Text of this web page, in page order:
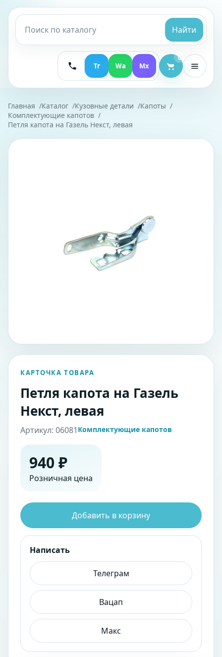
Найти
Тг Wa Mx
0
Главная Каталог Кузовные детали
Капоты
Комплектующие капотов
Петля капота на Газель Некст, левая
КАРТОЧКА ТОВАРА
Петля капота на Газель
Некст, левая
Артикул: 06081 Комплектующие капотов
940 ₽
Розничная цена
Добавить в корзину
Написать
Телеграм
Вацап
Макс